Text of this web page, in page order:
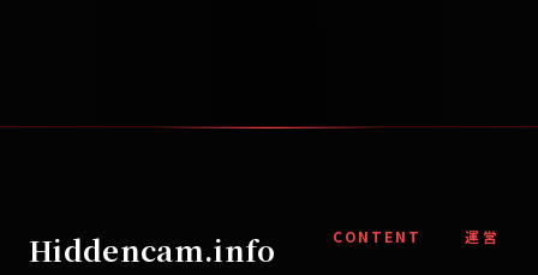
Hiddencam.info CONTENT 運営